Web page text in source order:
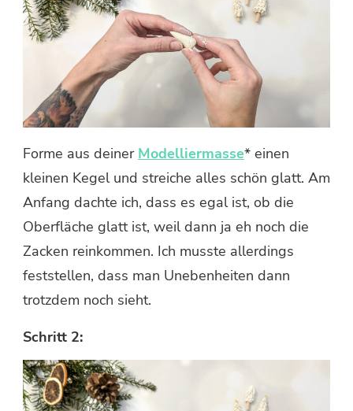
Forme aus deiner Modelliermasse* einen
kleinen Kegel und streiche alles schön glatt. Am
Anfang dachte ich, dass es egal ist, ob die
Oberfläche glatt ist, weil dann ja eh noch die
Zacken reinkommen. Ich musste allerdings
feststellen, dass man Unebenheiten dann
trotzdem noch sieht.
Schritt 2: